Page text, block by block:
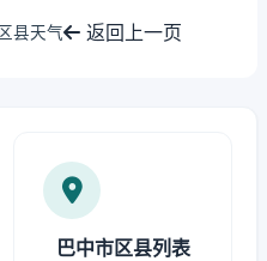
县天气 返回上一页
巴中市区县列表